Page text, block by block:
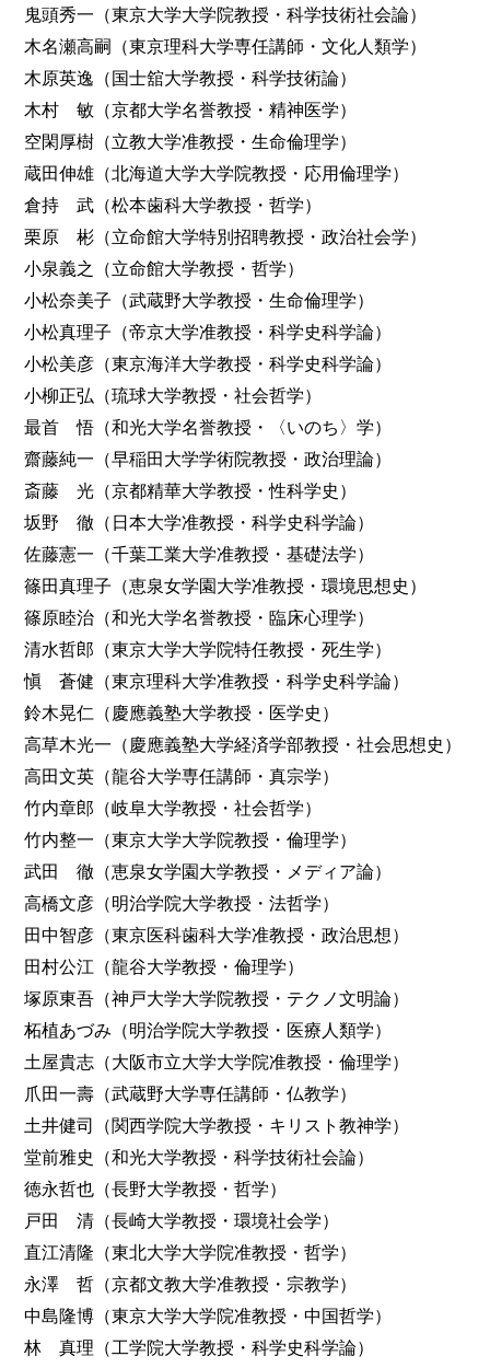
鬼頭秀一（東京大学大学院教授・科学技術社会論）
木名瀬高嗣（東京理科大学専任講師・文化人類学）
木原英逸（国士舘大学教授・科学技術論）
木村 敏（京都大学名誉教授・精神医学）
空閑厚樹（立教大学准教授・生命倫理学）
蔵田伸雄（北海道大学大学院教授・応用倫理学）
倉持 武（松本歯科大学教授・哲学）
栗原 彬（立命館大学特別招聘教授・政治社会学）
小泉義之（立命館大学教授・哲学）
小松奈美子（武蔵野大学教授・生命倫理学）
小松真理子（帝京大学准教授・科学史科学論）
小松美彦（東京海洋大学教授・科学史科学論）
小柳正弘（琉球大学教授・社会哲学）
最首 悟（和光大学名誉教授・〈いのち〉学）
齋藤純一（早稲田大学学術院教授・政治理論）
斎藤 光（京都精華大学教授・性科学史）
坂野 徹（日本大学准教授・科学史科学論）
佐藤憲一（千葉工業大学准教授・基礎法学）
篠田真理子（恵泉女学園大学准教授・環境思想史）
篠原睦治（和光大学名誉教授・臨床心理学）
清水哲郎（東京大学大学院特任教授・死生学）
愼 蒼健（東京理科大学准教授・科学史科学論）
鈴木晃仁（慶應義塾大学教授・医学史）
高草木光一（慶應義塾大学経済学部教授・社会思想史）
高田文英（龍谷大学専任講師・真宗学）
竹内章郎（岐阜大学教授・社会哲学）
竹内整一（東京大学大学院教授・倫理学）
武田 徹（恵泉女学園大学教授・メディア論）
高橋文彦（明治学院大学教授・法哲学）
田中智彦（東京医科歯科大学准教授・政治思想）
田村公江（龍谷大学教授・倫理学）
塚原東吾（神戸大学大学院教授・テクノ文明論）
柘植あづみ（明治学院大学教授・医療人類学）
土屋貴志（大阪市立大学大学院准教授・倫理学）
爪田一壽（武蔵野大学専任講師・仏教学）
土井健司（関西学院大学教授・キリスト教神学）
堂前雅史（和光大学教授・科学技術社会論）
徳永哲也（長野大学教授・哲学）
戸田 清（長崎大学教授・環境社会学）
直江清隆（東北大学大学院准教授・哲学）
永澤 哲（京都文教大学准教授・宗教学）
中島隆博（東京大学大学院准教授・中国哲学）
林 真理（工学院大学教授・科学史科学論）